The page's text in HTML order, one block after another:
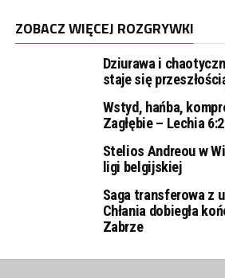
ZOBACZ WIĘCEJ ROZGRYWKI
Dziurawa i
staje się
Wstyd, hańba,
Zagłębie – Lechia 6:2
Stelios Andreou w
ligi belgijskiej
Saga transferowa z
Chłania dobiegła
Zabrze